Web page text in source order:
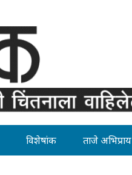
विशेषांक ताजे अभिप्राय